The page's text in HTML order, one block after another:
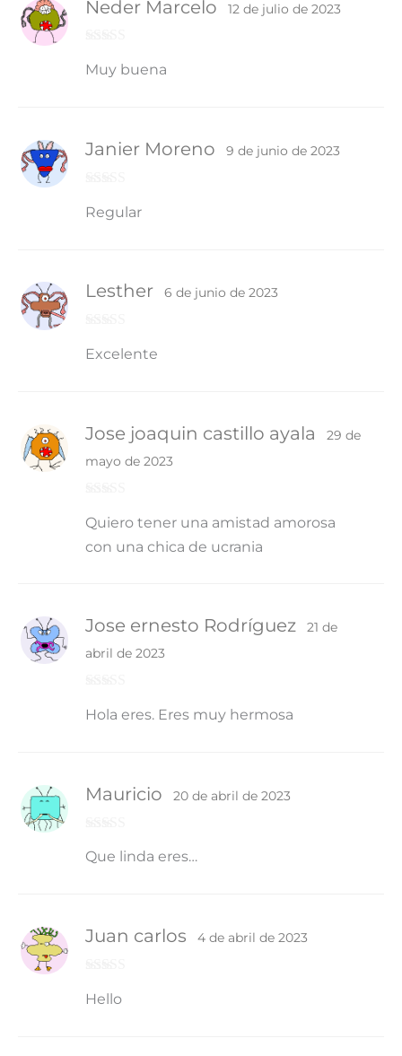
con4de 5
Neder Marcelo 12 de julio de 2023
Muy buena
o con3
Janier Moreno 9 de junio de 2023
Regular
5de 5
Lesther 6 de junio de 2023
Excelente
5de 5
Jose joaquin castillo ayala
29 de
mayo de 2023
Quiero tener una amistad amorosa
con una chica de ucrania
con4de 5
Jose ernesto Rodríguez
21 de
abril de 2023
Hola eres. Eres muy hermosa
5de 5
Mauricio 20 de abril de 2023
Que linda eres…
5de 5
Juan carlos 4 de abril de 2023
Hello